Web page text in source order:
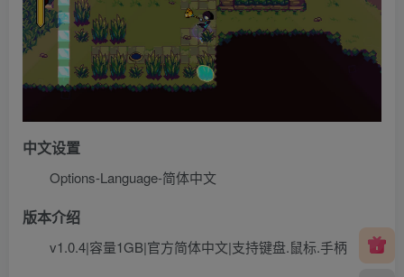
中文设置
Options-Language-简体中文
版本介绍
v1.0.4|容量1GB|官方简体中文|支持键盘.鼠标.手柄